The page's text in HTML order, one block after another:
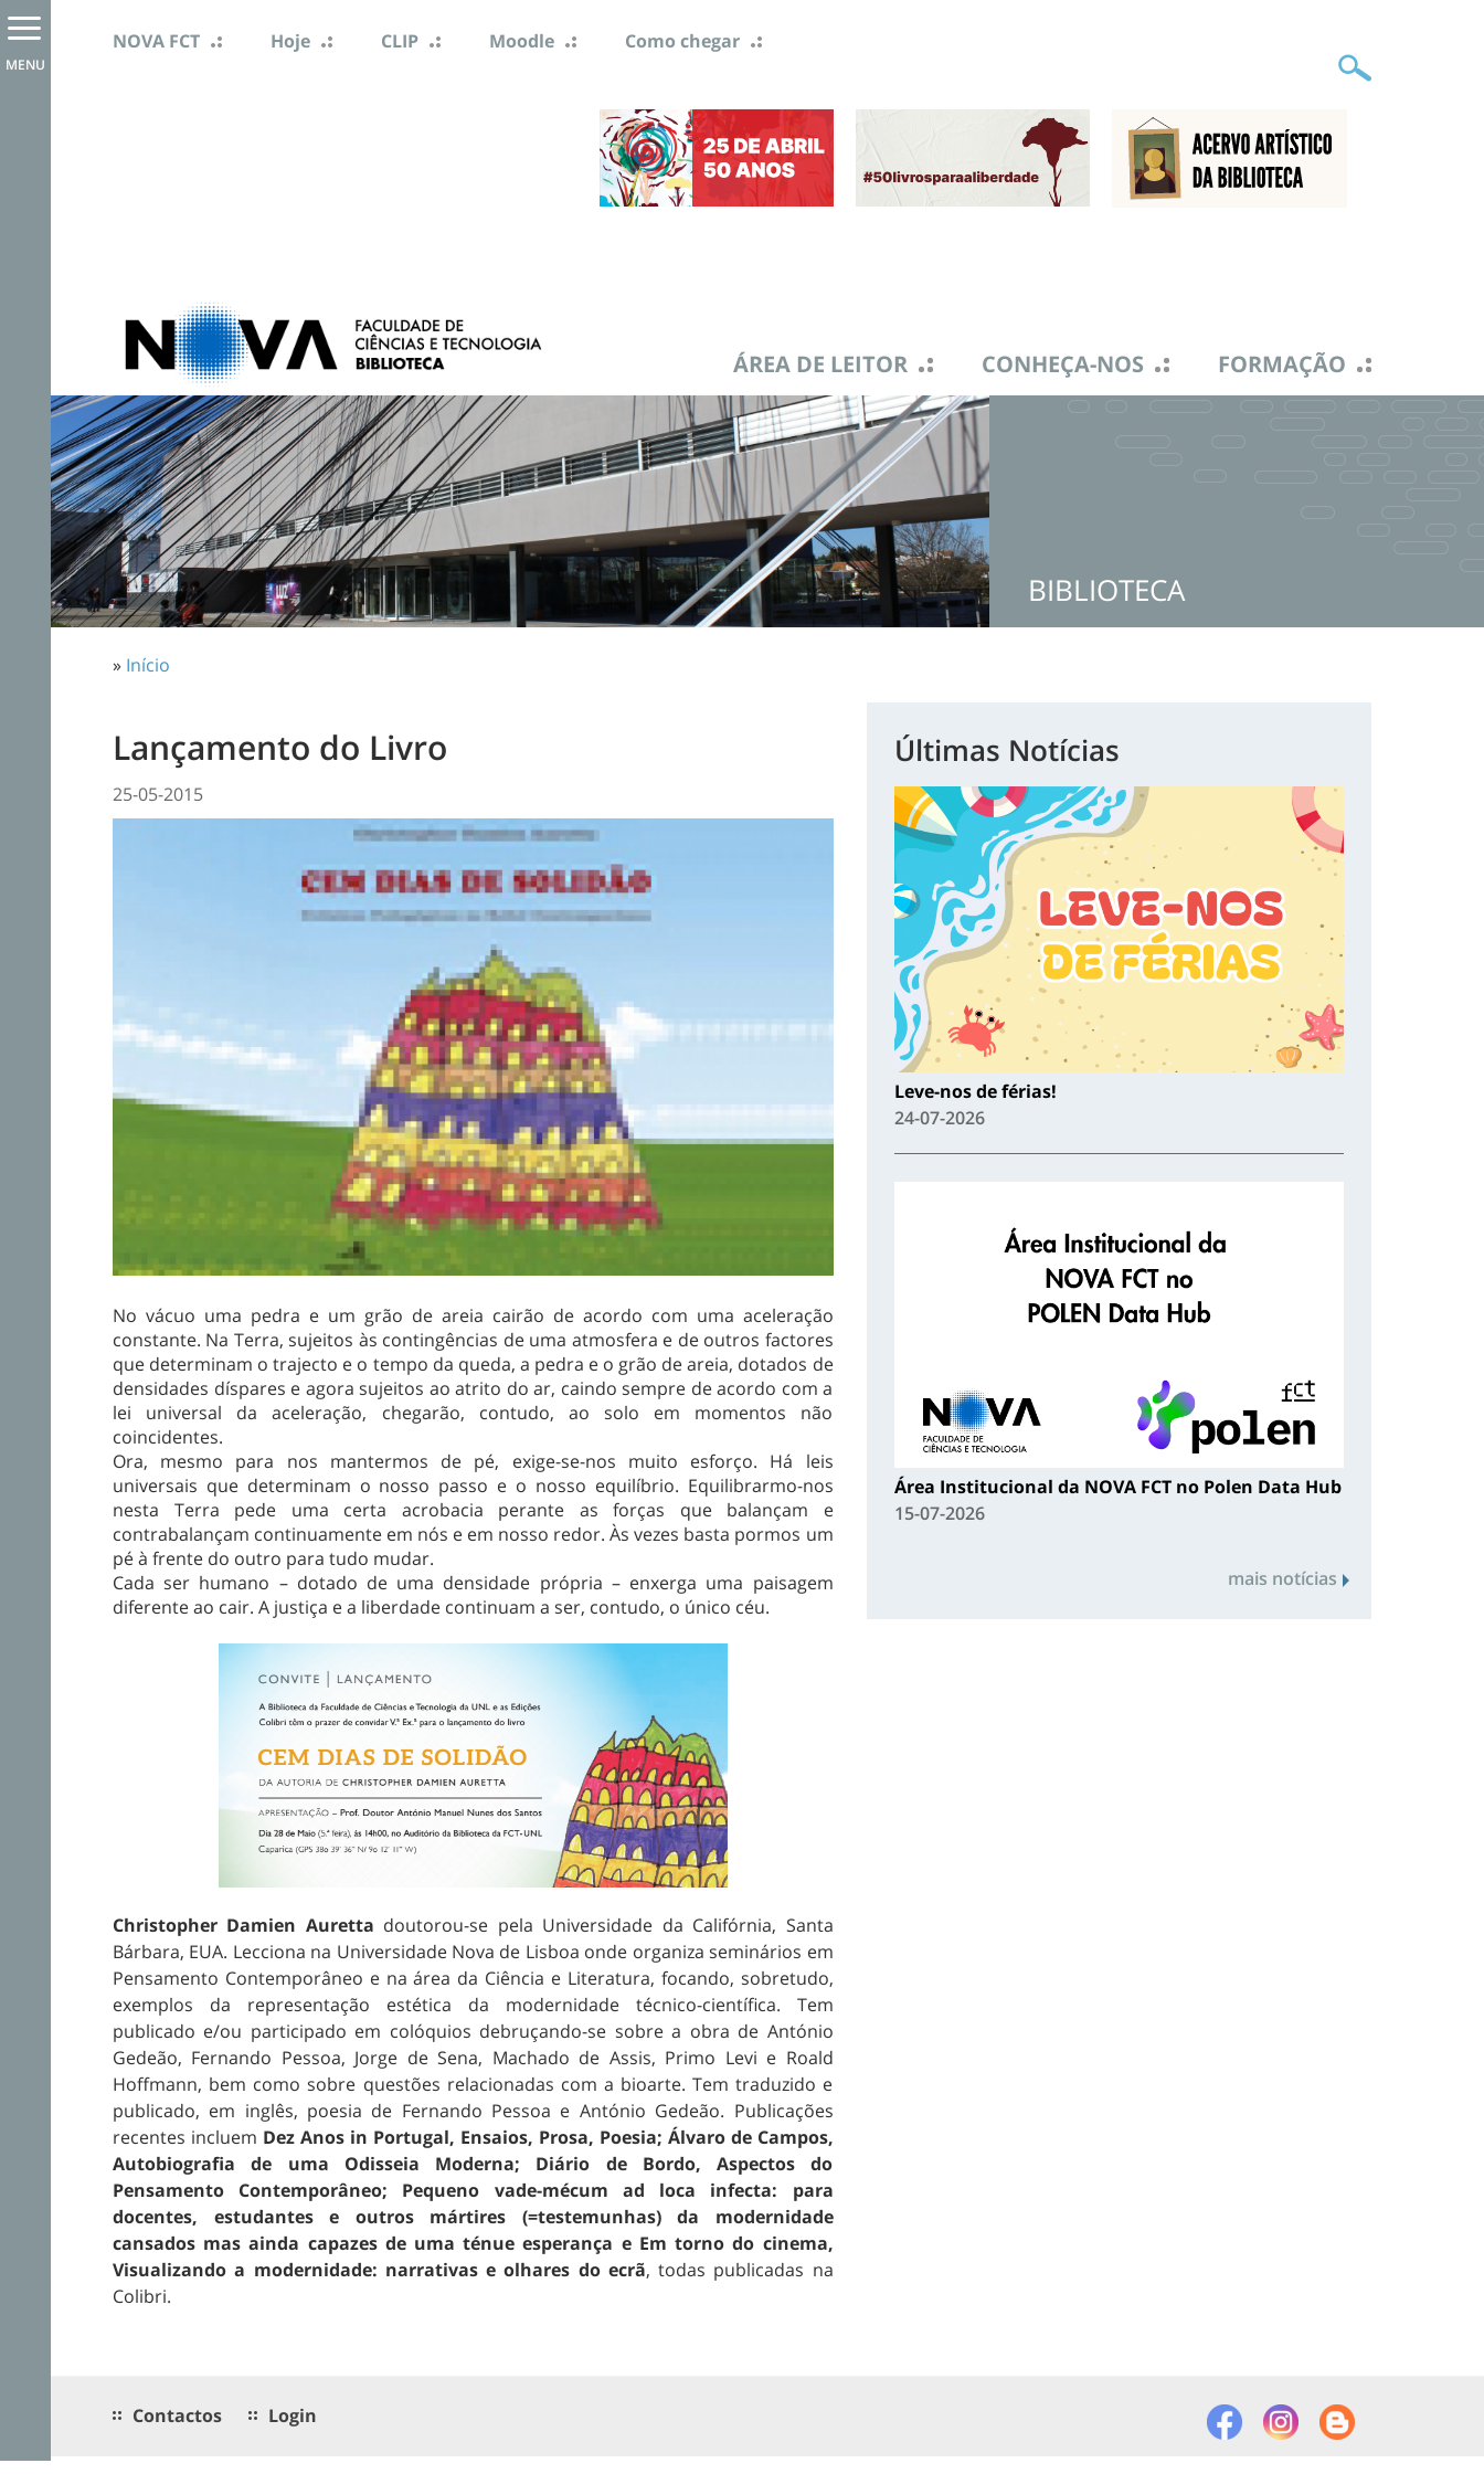
NOVA FCT Hoje CLIP Moodle Como chegar
ÁREA DE LEITOR CONHEÇA-NOS FORMAÇÃO
BIBLIOTECA
» Início
Lançamento do Livro
25-05-2015
No vácuo uma pedra e um grão de areia cairão de acordo com uma aceleração
constante. Na Terra, sujeitos às contingências de uma atmosfera e de outros factores
que determinam o trajecto e o tempo da queda, a pedra e o grão de areia, dotados de
densidades díspares e agora sujeitos ao atrito do ar, caindo sempre de acordo com a
lei universal da aceleração, chegarão, contudo, ao solo em momentos não
coincidentes.
Ora, mesmo para nos mantermos de pé, exige-se-nos muito esforço. Há leis
universais que determinam o nosso passo e o nosso equilíbrio. Equilibrarmo-nos
nesta Terra pede uma certa acrobacia perante as forças que balançam e
contrabalançam continuamente em nós e em nosso redor. Às vezes basta pormos um
pé à frente do outro para tudo mudar.
Cada ser humano – dotado de uma densidade própria – enxerga uma paisagem
diferente ao cair. A justiça e a liberdade continuam a ser, contudo, o único céu.
Christopher Damien Auretta doutorou-se pela Universidade da Califórnia, Santa
Bárbara, EUA. Lecciona na Universidade Nova de Lisboa onde organiza seminários em
Pensamento Contemporâneo e na área da Ciência e Literatura, focando, sobretudo,
exemplos da representação estética da modernidade técnico-científica. Tem
publicado e/ou participado em colóquios debruçando-se sobre a obra de António
Gedeão, Fernando Pessoa, Jorge de Sena, Machado de Assis, Primo Levi e Roald
Hoffmann, bem como sobre questões relacionadas com a bioarte. Tem traduzido e
publicado, em inglês, poesia de Fernando Pessoa e António Gedeão. Publicações
recentes incluem Dez Anos in Portugal, Ensaios, Prosa, Poesia; Álvaro de Campos,
Autobiografia de uma Odisseia Moderna; Diário de Bordo, Aspectos do
Pensamento Contemporâneo; Pequeno vade-mécum ad loca infecta: para
docentes, estudantes e outros mártires (=testemunhas) da modernidade
cansados mas ainda capazes de uma ténue esperança e Em torno do cinema,
Visualizando a modernidade: narrativas e olhares do ecrã, todas publicadas na
Colibri.
Últimas Notícias
Leve-nos de férias!
24-07-2026
Área Institucional da NOVA FCT no Polen Data Hub
15-07-2026
mais notícias
Contactos Login